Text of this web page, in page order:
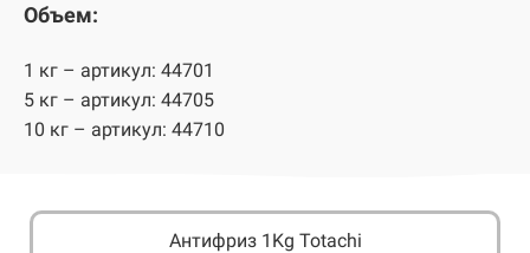
Объем:
1 кг – артикул: 44701
5 кг – артикул: 44705
10 кг – артикул: 44710
Антифриз 1Kg Totachi